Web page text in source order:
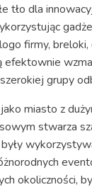
tło dla
firmy, breloki,
efektownie
grupy
miasto z
stwarza
okoliczności,